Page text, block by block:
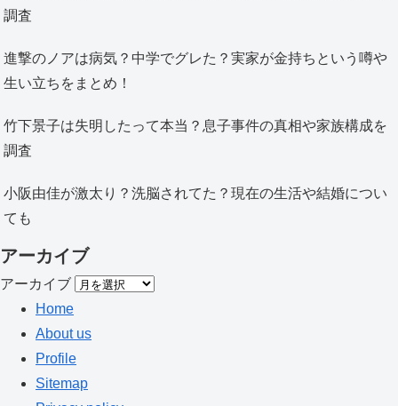
調査
進撃のノアは病気？中学でグレた？実家が金持ちという噂や
生い立ちをまとめ！
竹下景子は失明したって本当？息子事件の真相や家族構成を
調査
小阪由佳が激太り？洗脳されてた？現在の生活や結婚につい
ても
アーカイブ
アーカイブ
Home
About us
Profile
Sitemap